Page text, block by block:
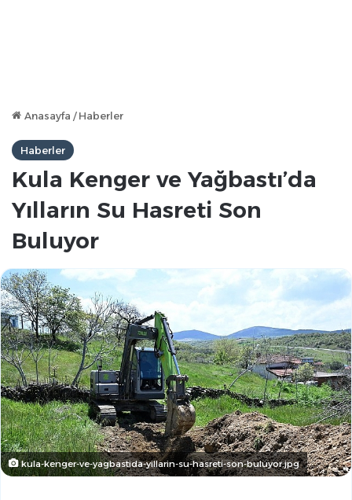
Anasayfa / Haberler
Haberler
Kula Kenger ve Yağbastı’da
Yılların Su Hasreti Son
Buluyor
kula-kenger-ve-yagbastida-yillarin-su-hasreti-son-buluyor.jpg